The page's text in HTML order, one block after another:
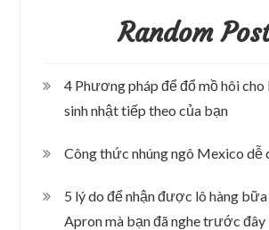
Random
4 Phương pháp để đổ mồ hôi cho
sinh nhật tiếp theo của bạn
Công thức nhúng ngô Mexico dễ
5 lý do để nhận được lô hàng
Apron mà bạn đã nghe trước đây